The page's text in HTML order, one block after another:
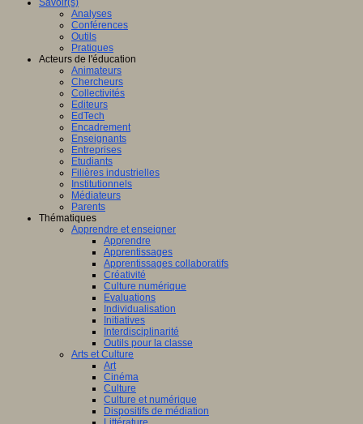
Savoir(s)
Analyses
Conférences
Outils
Pratiques
Acteurs de l'éducation
Animateurs
Chercheurs
Collectivités
Editeurs
EdTech
Encadrement
Enseignants
Entreprises
Etudiants
Filières industrielles
Institutionnels
Médiateurs
Parents
Thématiques
Apprendre et enseigner
Apprendre
Apprentissages
Apprentissages collaboratifs
Créativité
Culture numérique
Evaluations
Individualisation
Initiatives
Interdisciplinarité
Outils pour la classe
Arts et Culture
Art
Cinéma
Culture
Culture et numérique
Dispositifs de médiation